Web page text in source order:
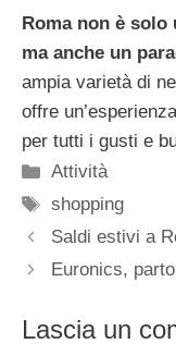
Roma non è
ma anche un
ampia varietà di
offre
per tutti i gusti e
Categorie
Attività
Tag
shopping
Saldi estivi a
Euronics,
Lascia un